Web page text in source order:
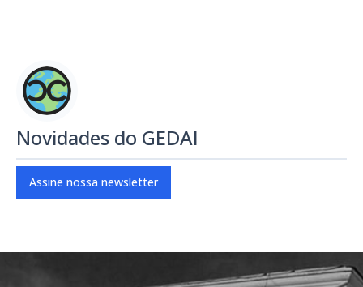
Novidades do GEDAI
Assine nossa newsletter